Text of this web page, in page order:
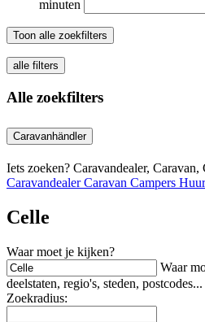
minuten
Toon alle zoekfilters
alle filters
Alle zoekfilters
Caravanhändler
Iets zoeken? Caravandealer,
CaravandealerCaravan Campers
Celle
Waar moet je kijken?
Waar
deelstaten, regio's, steden, postcodes...
Zoekradius: